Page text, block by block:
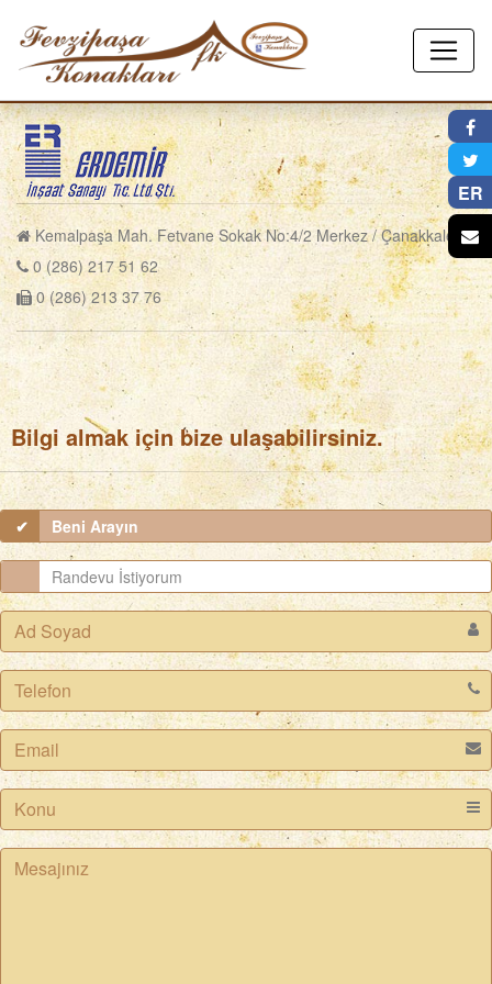
Kemalpaşa Mah. Fetvane Sokak No:4/2 Merkez / Çanakkale
0 (286) 217 51 62
0 (286) 213 37 76
Bilgi almak için bize ulaşabilirsiniz.
Beni Arayın
Randevu İstiyorum
×
ER